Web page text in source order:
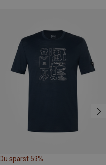
Du sparst 59%